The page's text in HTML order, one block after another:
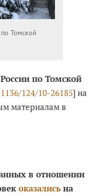
Томской
по Томской
124/10-26185] на
материалам в
в отношении
оказались на